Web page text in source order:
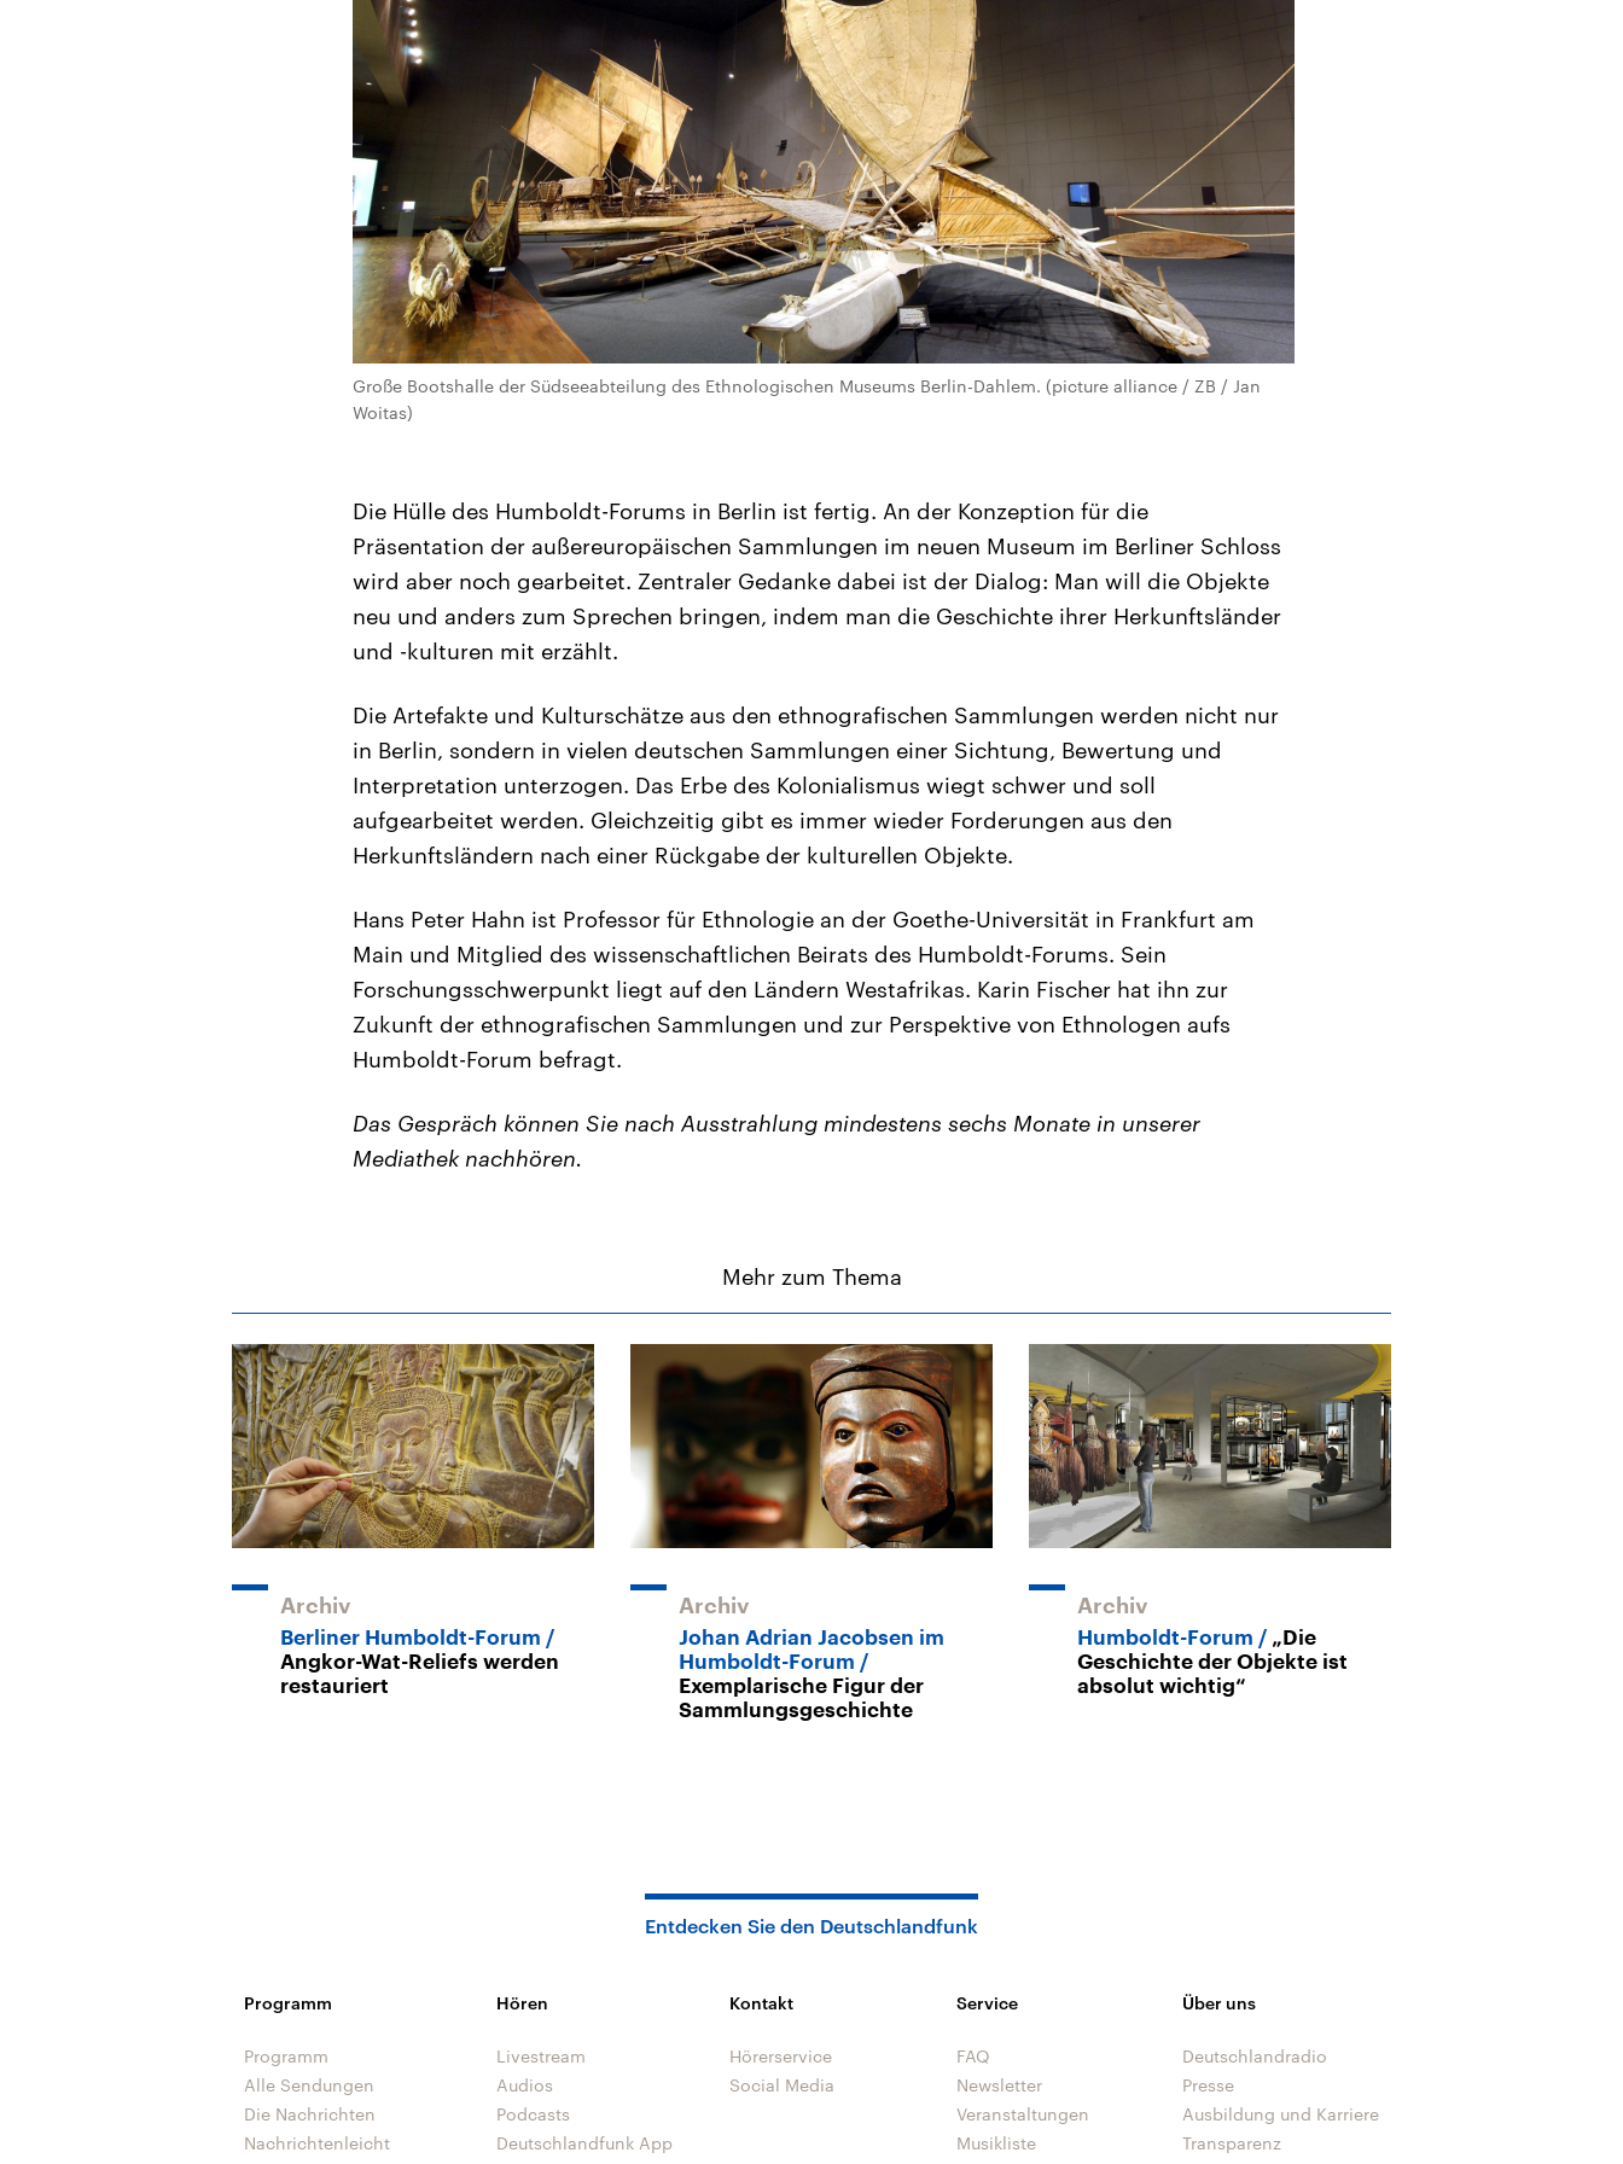
Große Bootshalle der Südseeabteilung des Ethnologischen Museums Berlin-Dahlem. (picture alliance / ZB / Jan
Woitas)
Die Hülle des Humboldt-Forums in Berlin ist fertig. An der Konzeption für die
Präsentation der außereuropäischen Sammlungen im neuen Museum im Berliner Schloss
wird aber noch gearbeitet. Zentraler Gedanke dabei ist der Dialog: Man will die Objekte
neu und anders zum Sprechen bringen, indem man die Geschichte ihrer Herkunftsländer
und -kulturen mit erzählt.
Die Artefakte und Kulturschätze aus den ethnografischen Sammlungen werden nicht nur
in Berlin, sondern in vielen deutschen Sammlungen einer Sichtung, Bewertung und
Interpretation unterzogen. Das Erbe des Kolonialismus wiegt schwer und soll
aufgearbeitet werden. Gleichzeitig gibt es immer wieder Forderungen aus den
Herkunftsländern nach einer Rückgabe der kulturellen Objekte.
Hans Peter Hahn ist Professor für Ethnologie an der Goethe-Universität in Frankfurt am
Main und Mitglied des wissenschaftlichen Beirats des Humboldt-Forums. Sein
Forschungsschwerpunkt liegt auf den Ländern Westafrikas. Karin Fischer hat ihn zur
Zukunft der ethnografischen Sammlungen und zur Perspektive von Ethnologen aufs
Humboldt-Forum befragt.
Das Gespräch können Sie nach Ausstrahlung mindestens sechs Monate in unserer
Mediathek nachhören.
Mehr zum Thema
Archiv
Berliner Humboldt-Forum
Angkor-Wat-Reliefs werden
restauriert
Archiv
Johan Adrian Jacobsen im
Humboldt-Forum
Exemplarische Figur der
Sammlungsgeschichte
Archiv
Humboldt-Forum
„Die
Geschichte der Objekte ist
absolut wichtig“
Entdecken Sie den Deutschlandfunk
Programm
Programm
Alle Sendungen
Die Nachrichten
Nachrichtenleicht
Hören
Livestream
Audios
Podcasts
Deutschlandfunk App
Kontakt
Hörerservice
Social Media
Service
FAQ
Newsletter
Veranstaltungen
Musikliste
Über uns
Deutschlandradio
Presse
Ausbildung und Karriere
Transparenz